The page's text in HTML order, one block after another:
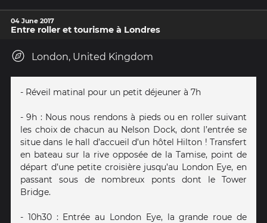
04 June 2017
Entre roller et tourisme à Londres
London, United Kingdom
- Réveil matinal pour un petit déjeuner à 7h
- 9h : Nous nous rendons à pieds ou en roller suivant
les choix de chacun au Nelson Dock, dont l’entrée se
situe dans le hall d’accueil d’un hôtel Hilton ! Transfert
en bateau sur la rive opposée de la Tamise, point de
départ d’une petite croisière jusqu’au London Eye, en
passant sous de nombreux ponts dont le Tower
Bridge.
- 10h30 : Entrée au London Eye, la grande roue de